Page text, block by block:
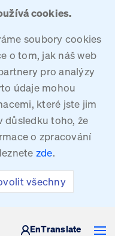
cookies.
soubory cookies
o tom, jak náš web
pro analýzy
údaje mohou
které jste jim
důsledku toho, že
o zpracování
zde.
všechny
REPUBLIKY
EnTranslate